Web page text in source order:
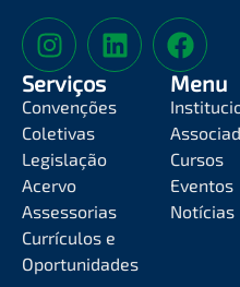
Serviços
Convenções
Coletivas
Legislação
Acervo
Assessorias
Currículos e
Oportunidades
Menu
Cursos
Eventos
Notícias